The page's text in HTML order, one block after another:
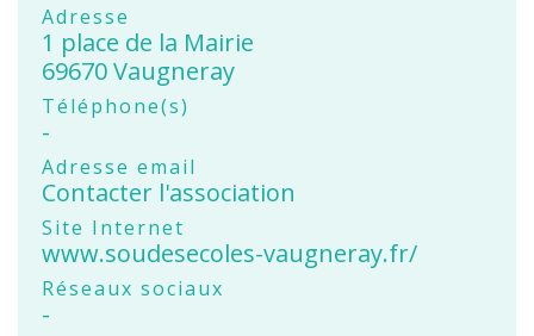
Adresse
1 place de la Mairie
69670 Vaugneray
Téléphone(s)
-
Adresse email
Contacter l'association
Site Internet
www.soudesecoles-vaugneray.fr/
Réseaux sociaux
-